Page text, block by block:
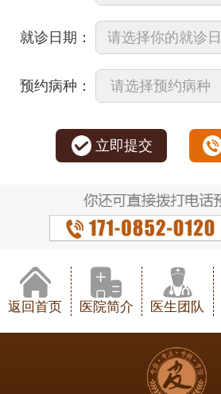
就诊日期：
预约病种：
立即提交
返回首页 医院简介 医生团队